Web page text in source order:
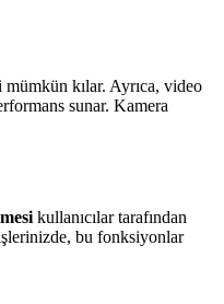
kılar. Ayrıca, video
sunar. Kamera
kullanıcılar tarafından
bu fonksiyonlar